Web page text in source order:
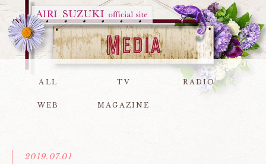
ALL TV RADIO
WEB MAGAZINE
2019.07.01